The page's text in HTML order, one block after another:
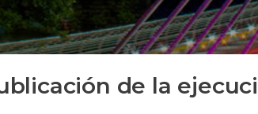
de la